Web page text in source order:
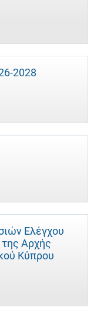
2028
Ελέγχου
Αρχής
Κύπρου